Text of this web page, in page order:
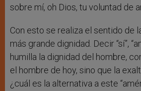
sobre mí, oh Dios, tu voluntad de
Con esto se realiza el sentido de
más grande dignidad. Decir “sí”,
humilla la dignidad del hombre,
el hombre de hoy, sino que la
¿cuál es la alternativa a este